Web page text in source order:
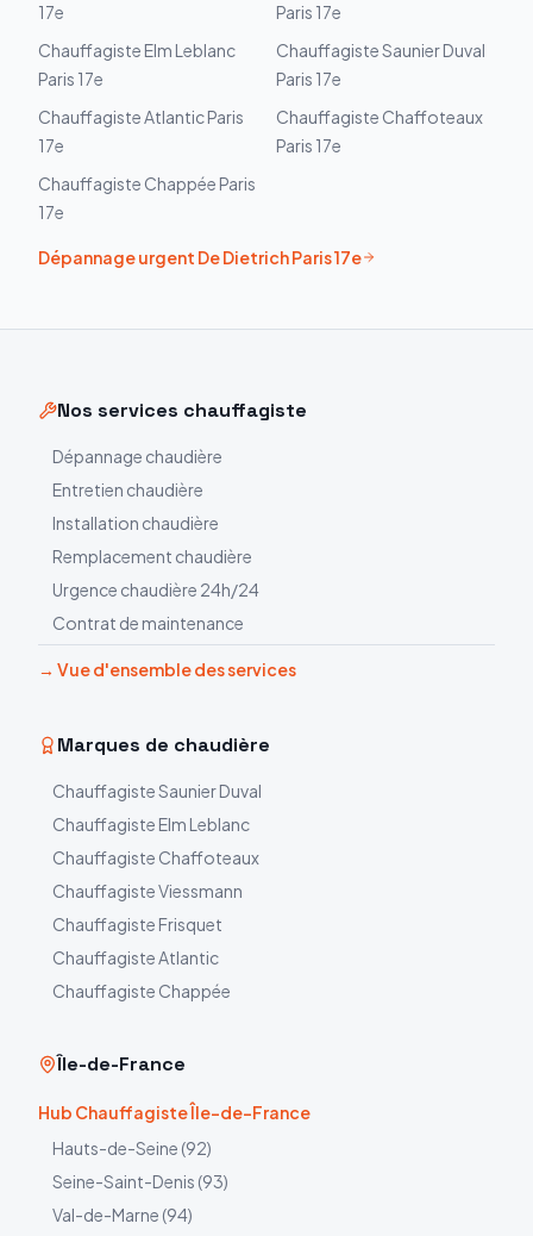
17e
Paris 17e
Chauffagiste Elm Leblanc
Paris 17e
ChauffagisteSaunier Duval
Paris 17e
ChauffagisteAtlanticParis
17e
Chauffagiste Chaffoteaux
Paris 17e
Chauffagiste Chappée Paris
17e
Dépannage urgent De DietrichParis 17e
Nos services chauffagiste
Dépannage chaudière
Entretien chaudière
Installation chaudière
Remplacement chaudière
Urgence chaudière 24h/24
Contrat de maintenance
→ Vue d'ensemble des services
Marques de chaudière
ChauffagisteSaunier Duval
Chauffagiste Elm Leblanc
Chauffagiste Chaffoteaux
ChauffagisteViessmann
Chauffagiste Frisquet
ChauffagisteAtlantic
Chauffagiste Chappée
Île-de-France
Hub Chauffagiste Île-de-France
Hauts-de-Seine (92)
Seine-Saint-Denis (93)
Val-de-Marne (94)